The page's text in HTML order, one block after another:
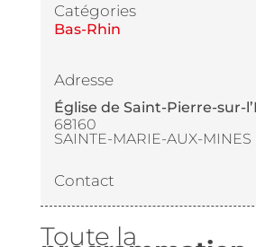
Catégories
Bas-Rhin
Adresse
Église de Saint-Pierre-sur-
68160
SAINTE-MARIE-AUX-MINES
Contact
Toute la